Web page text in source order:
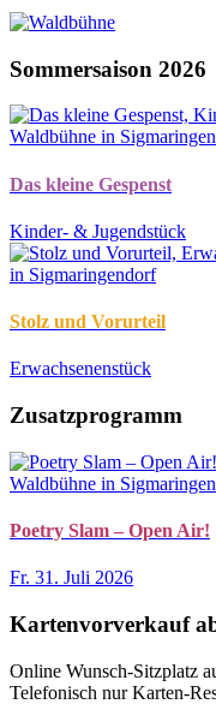
Sommersaison 2026
Das kleine Gespenst
Kinder- & Jugendstück
Stolz und Vorurteil
Erwachsenenstück
Zusatzprogramm
Poetry Slam – Open Air!
Fr. 31. Juli 2026
Kartenvorverkauf
Online Wunsch-Sitzplatz
Telefonisch nur Karten-